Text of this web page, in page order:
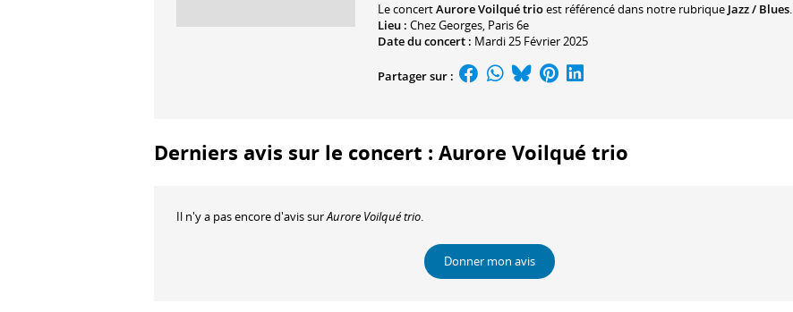
Le concertAurore Voilqué trioest référencé dans notre rubrique Jazz / Blues.
Lieu : Chez Georges, Paris 6e
Date du concert : Mardi 25 Février 2025
Partager sur :
Derniers avis sur le concert : Aurore Voilqué trio
Il n'y a pas encore d'avis surAurore Voilqué trio.
Donner mon avis